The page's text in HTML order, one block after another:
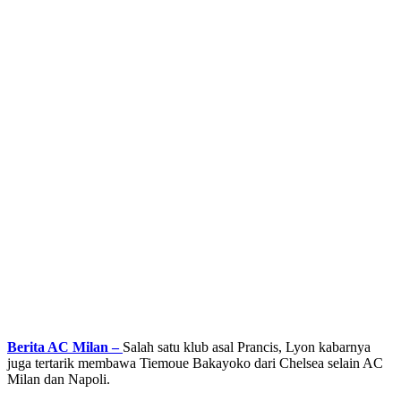
Berita AC Milan – Salah satu klub asal Prancis, Lyon kabarnya
juga tertarik membawa Tiemoue Bakayoko dari Chelsea selain AC
Milan dan Napoli.